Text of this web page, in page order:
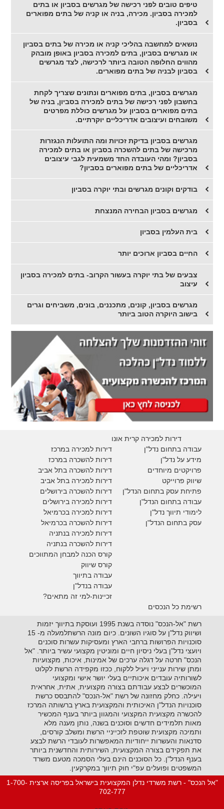
טיפים טובים לפני רכישה של מגרשים בסביון או בתים
למכירה בסביון. מכירה, בניה או קניה של בתים מפוארים
בסביון.
נושאים למחשבה בהליכי קניה או מכירה של בתים בסביון
או מגרשים בסביון, בתים למכירה בסביון באופן מובהק
מהווים החלופה הטובה ביותר לרכישה, לצד מגרשים
בסביון לבניה של בתים מפוארים.
מגרשים בסביון, בתים מפוארים ונתונים שצריך לקחת
בחשבון לפני רכישה של בתים למכירה בסביון, בניה של
בתים מפוארים בסביון על מגרשים כוללת מפרטים
משובחים ועיצובים אדריכליים יוקרתיים.
מגרשים בסביון בדיקת זכויות ומה התועלות הנגזרות
מרכישה של בתים להשכרה בסביון או בתים למכירה
בסביון? ומהי העובדה החד משמעית לגבי עיצובים
אדריכליים של בתים מפוארים בסביון?
בודקים וקונים מגרשים ובתי יוקרה בסביון
מגרשים בסביון הבחירה המנצחת
בית העלמין בסביון
החיים בסביון ארוכים יותר
צבעים של בתי יוקרה בעשור הקרוב- בתים למכירה בסביון
עיצוב
מגרשים בסביון, קונים, מתכננים, בונים, משביחים וגרים
בישוב היוקרה הטוב ביותר
דירות למכירה קרית אונו
דירות למכירה במרכז
דירות להשכרה במרכז
דירות להשכרה בתל אביב
דירות למכירה בתל אביב
דירות להשכרה בירושלים
דירות למכירה בירושלים
דירות למכירה בכרמיאל
דירות להשכרה בכרמיאל
דירות למכירה בנתניה
דירות להשכרה בנתניה
קורס הכנה למבחן המתווכים
קורס שיווק
עבודה בתיווך
עבודה בנדל"ן
זכיינות-למי זה מתאים?
עבודה בתחום נדל"ן
מידע על נדל"ן
פרויקטים מיוחדים
שיווק פרוייקט
פתיחת עסק בתחום הנדל"ן
עבודה בתחום הנדל"ן
לימודי תיווך נדל"ן
עסק בתחום הנדל"ן
רשימת כל הנכסים
רשת "אל-הנכס" נוסדה בשנת 1995 ועוסקת בתיווך יזמות
ושיווק נדל"ן על סוגיו השונים. כיום מונה הרשתלמעלה מ- 15
סוכנויות הפרושות ברחבי הארץ ומעסיקות עשרות סוכנים
ויועצי נדל"ן בעלי ניסיון חיים ומוניטין מקצועי עשיר ביותר. "אל
הנכס" חרטה על דגלה ערכים של אמינות, איכות, מקצועיות
ומתן שירות ענייני ויעיל ללקוח, ככזו מקפידה הרשת לקלוט
לשורותיה עובדים איכותיים בעלי יושר אישי ומקצועי
המוכשרים לבצע עבודתם בצורה מקצועית, אתית, אחראית
ויעילה. כחלק מחזונה של רשת "אל-הנכס" להתבסס כרשת
סוכנויות הנדל"ן האיכותית והמקצועית בארץ ברשותה המרכז
להכשרה מקצועית המקצועי והמגוון ביותר בענף המכשיר
מאות תלמידים חדשים וסוכנים בשנה, נותן מענה מלא
ותמיכה מקצועית שוטפת לזכייניי הרשת ומשלב קורסים,
סדנאות והעשרות ייחודיות המאפשרות לעובדי הרשת לבצע
את תפקידם בצורה המקצועית, השירותית והחדשנית ביותר
בענף הנדל"ן. כל הסוכנים הינם בעלי הסמכה מטעם משרד
המשפטים ופועלים עפ"י חוק תיווך במקרקעין.
"אל הנכס" - רשת משרדי נדלן המקצועית בישראל בפריסה ארצית 1-700-
702-777